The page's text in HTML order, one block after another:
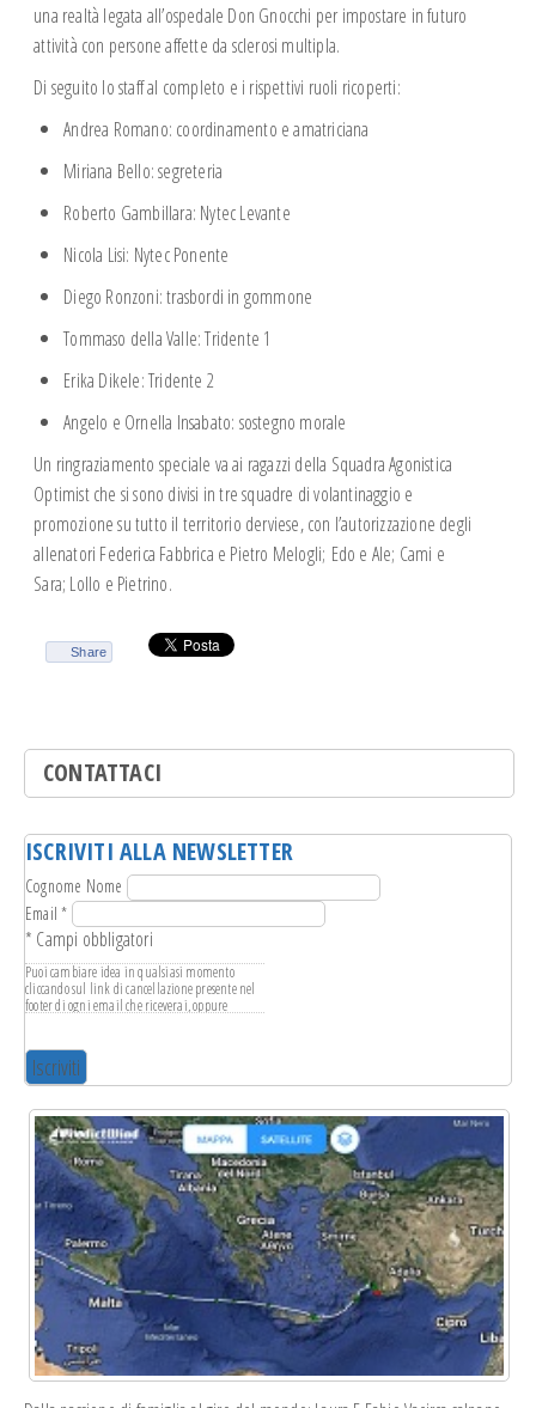
CROCIERE ESTIVE
CAMP ESTIVI
una realtà legata all’ospedale Don Gnocchi per impostare in futuro
attività con persone affette da sclerosi multipla.
Di seguito lo staff al completo e i rispettivi ruoli ricoperti:
Andrea Romano: coordinamento e amatriciana
Miriana Bello: segreteria
Roberto Gambillara: Nytec Levante
Nicola Lisi: Nytec Ponente
Diego Ronzoni: trasbordi in gommone
Tommaso della Valle: Tridente 1
Erika Dikele: Tridente 2
Angelo e Ornella Insabato: sostegno morale
Un ringraziamento speciale va ai ragazzi della Squadra Agonistica
Optimist che si sono divisi in tre squadre di volantinaggio e
promozione su tutto il territorio derviese, con l’autorizzazione degli
allenatori Federica Fabbrica e Pietro Melogli; Edo e Ale; Cami e
Sara; Lollo e Pietrino.
Share
CONTATTACI
ISCRIVITI ALLA NEWSLETTER
Cognome Nome
Email*
* Campi obbligatori
Puoi cambiare idea in qualsiasi momento
cliccando sul link di cancellazione presente nel
footer di ogni email che riceverai, oppure
sulle nostre pratiche di privacy ti invitiamo a
visitare il nostro sito web. Cliccando su
"iscriviti", accetti l'elaborazione dei tuoi dati in
conformità con questi termini.
Usiamo Mailchimp come piattaforma di
marketing. Cliccando su "iscriviti", accetti che i
tuoi dati vengano trasferite a Mailchimp per
l'elaborazione. Scopri di più sulle pratiche di
privacy di Mailchimpqui.